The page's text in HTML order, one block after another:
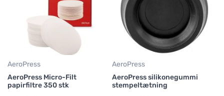
AeroPress
AeroPress Micro-Filt
papirfiltre 350 stk
AeroPress
AeroPress silikonegummi
stempeltætning